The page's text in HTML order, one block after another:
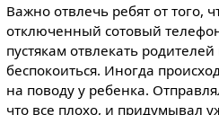
Важно отвлечь ребят от того,
отключенный сотовый
пустякам отвлекать родителей
беспокоиться. Иногда
на поводу у ребенка.
что все плохо, и придумывал